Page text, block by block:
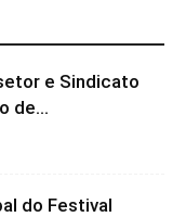
e Sindicato
de...
do Festival